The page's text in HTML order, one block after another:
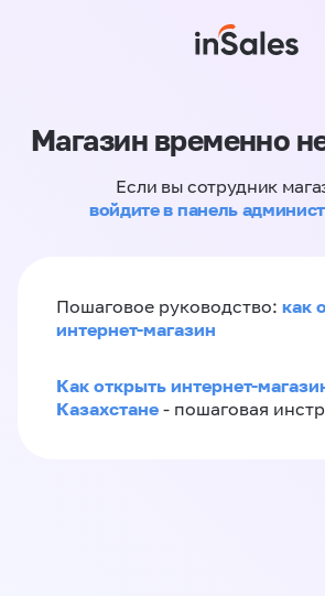
Магазин временно
Если вы сотрудник
войдите в панель
Пошаговое руководство: как
интернет-магазин
Как открыть интернет-
Казахстане - пошаговая